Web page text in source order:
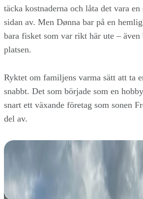
täcka kostnaderna och låta det vara
sidan av. Men Dønna bar på en
bara fisket som var rikt här ute – även
platsen.
Ryktet om familjens varma sätt att ta
snabbt. Det som började som en
snart ett växande företag som sonen
del av.